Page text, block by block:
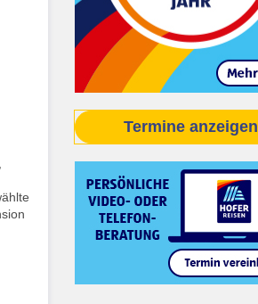
Termine anzeigen